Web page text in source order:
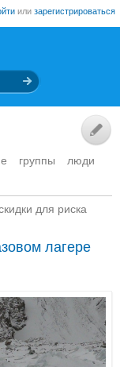
или зарегистрироваться
группы
люди
для риска
лагере